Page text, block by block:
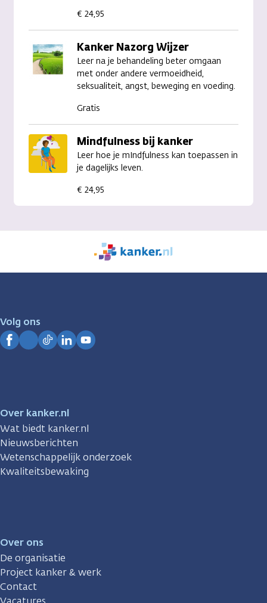
€ 24,95
Kanker Nazorg Wijzer
Leer na je behandeling beter omgaan
met onder andere vermoeidheid,
seksualiteit, angst, beweging en voeding.
Gratis
Mindfulness bij kanker
Leer hoe je mIndfulness kan toepassen in
je dagelijks leven.
€ 24,95
We
zijn
Volg ons
Over kanker.nl
Wat biedt kanker.nl
Nieuwsberichten
Wetenschappelijk onderzoek
Kwaliteitsbewaking
Over ons
De organisatie
Project kanker & werk
Contact